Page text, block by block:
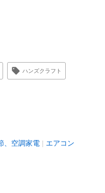
ハンズクラフト
、空調家電 エアコン